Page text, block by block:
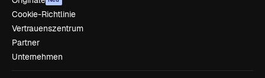
Cookie-Richtlinie
Vertrauenszentrum
Partner
Unternehmen